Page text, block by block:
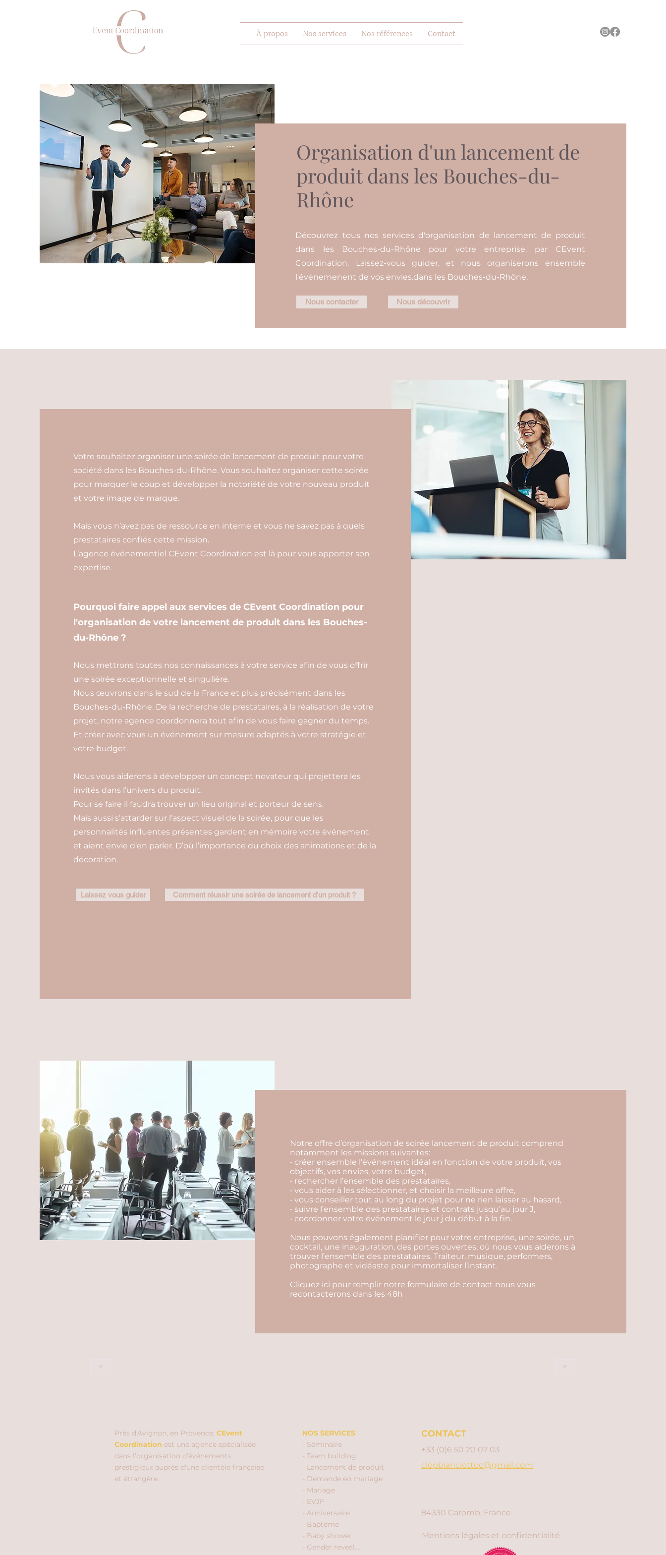
À propos Nos services Nos références Contact
Organisation d'un lancement de
produit dans les Bouches-du-
Rhône
Découvrez tous nos services d'organisation de lancement de produit
dans les Bouches-du-Rhône pour votre entreprise, par CEvent
Coordination. Laissez-vous guider, et nous organiserons ensemble
l'événemenent de vos envies.dans les Bouches-du-Rhône.
Nous contacter Nous découvrir
Votre souhaitez organiser une soirée de lancement de produit pour votre
société dans les Bouches-du-Rhône. Vous souhaitez organiser cette soirée
pour marquer le coup et développer la notoriété de votre nouveau produit
et votre image de marque.
Mais vous n’avez pas de ressource en interne et vous ne savez pas à quels
prestataires confiés cette mission.
L’agence événementiel CEvent Coordination est là pour vous apporter son
expertise.
Pourquoi faire appel aux services de CEvent Coordination pour
l'organisation de votre lancement de produit dans les Bouches-
du-Rhône ?
Nous mettrons toutes nos connaissances à votre service afin de vous offrir
une soirée exceptionnelle et singulière.
Nous œuvrons dans le sud de la France et plus précisément dans les
Bouches-du-Rhône. De la recherche de prestataires, à la réalisation de votre
projet, notre agence coordonnera tout afin de vous faire gagner du temps.
Et créer avec vous un événement sur mesure adaptés à votre stratégie et
votre budget.
Nous vous aiderons à développer un concept novateur qui projettera les
invités dans l’univers du produit.
Pour se faire il faudra trouver un lieu original et porteur de sens.
Mais aussi s’attarder sur l’aspect visuel de la soirée, pour que les
personnalités influentes présentes gardent en mémoire votre événement
et aient envie d’en parler. D’où l’importance du choix des animations et de la
décoration.
Laissez vous guider Comment réussir une soirée de lancement d’un produit ?
Notre offre d’organisation de soirée lancement de produit comprend
notamment les missions suivantes:
• créer ensemble l’événement idéal en fonction de votre produit, vos
objectifs, vos envies, votre budget,
• rechercher l’ensemble des prestataires,
• vous aider à les sélectionner, et choisir la meilleure offre,
• vous conseiller tout au long du projet pour ne rien laisser au hasard,
• suivre l’ensemble des prestataires et contrats jusqu’au jour J,
• coordonner votre événement le jour j du début à la fin.
Nous pouvons également planifier pour votre entreprise, une soirée, un
cocktail, une inauguration, des portes ouvertes, où nous vous aiderons à
trouver l’ensemble des prestataires. Traiteur, musique, performers,
photographe et vidéaste pour immortaliser l’instant.
Cliquez ici pour remplir notre formulaire de contact nous vous
recontacterons dans les 48h
< >
Près d'Avignon, en Provence, CEvent
Coordination est une agence spécialisée
dans l'organisation d'événements
prestigieux auprès d'une clientèle française
et étrangère.
NOS SERVICES
- Séminaire
- Team building
- Lancement de produit
- Demande en mariage
- Mariage
- EVJF
- Anniversaire
- Baptême
- Baby shower
- Gender reveal...
CONTACT
+33 (0)6 50 20 07 03
clopbianciottoc@gmail.com
84330 Caromb, France
Mentions légales et confidentialité